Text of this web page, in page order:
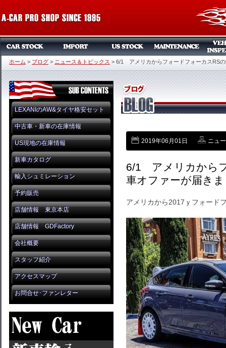
ホーム > ブログ > ニュース＆トピックス > 6/1 アメリカからフォードフォーカスRS
LEXANIのAW&タイヤ格安セット
中古車・新車の在庫情報
US現地の在庫情報
新車カタログ
輸入シュミレーション
予約販売
店舗情報 東京本店
店舗情報 GDFactory
会社概要
スタッフ紹介
アクセスマップ
お問合せ･ファンレター
2019年06月01日 ニュ
6/1 アメリカから
車オファーが届き
アメリカから2017ｙフォード